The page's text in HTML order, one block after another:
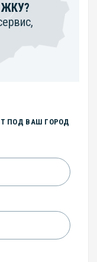
ПОД ВАШ ГОРОД